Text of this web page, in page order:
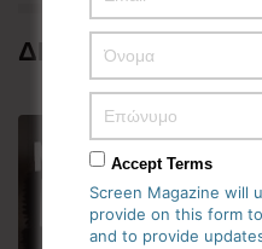
ΔΗΜΟΦΙΛΗ
Accept Terms
Screen Magazine will
provide on this form
and to provide